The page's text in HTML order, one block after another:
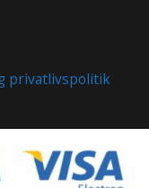
privatlivspolitik